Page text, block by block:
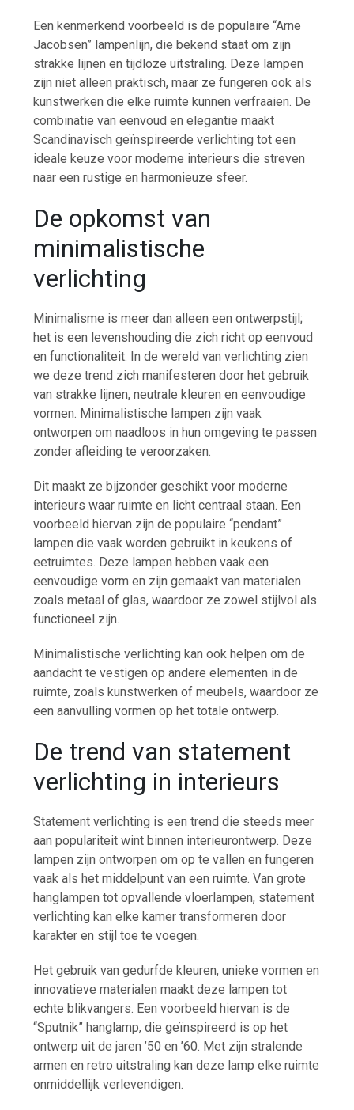
Een kenmerkend voorbeeld is de populaire “Arne
Jacobsen” lampenlijn, die bekend staat om zijn
strakke lijnen en tijdloze uitstraling. Deze lampen
zijn niet alleen praktisch, maar ze fungeren ook als
kunstwerken die elke ruimte kunnen verfraaien. De
combinatie van eenvoud en elegantie maakt
Scandinavisch geïnspireerde verlichting tot een
ideale keuze voor moderne interieurs die streven
naar een rustige en harmonieuze sfeer.
De opkomst van
minimalistische
verlichting
Minimalisme is meer dan alleen een ontwerpstijl;
het is een levenshouding die zich richt op eenvoud
en functionaliteit. In de wereld van verlichting zien
we deze trend zich manifesteren door het gebruik
van strakke lijnen, neutrale kleuren en eenvoudige
vormen. Minimalistische lampen zijn vaak
ontworpen om naadloos in hun omgeving te passen
zonder afleiding te veroorzaken.
Dit maakt ze bijzonder geschikt voor moderne
interieurs waar ruimte en licht centraal staan. Een
voorbeeld hiervan zijn de populaire “pendant”
lampen die vaak worden gebruikt in keukens of
eetruimtes. Deze lampen hebben vaak een
eenvoudige vorm en zijn gemaakt van materialen
zoals metaal of glas, waardoor ze zowel stijlvol als
functioneel zijn.
Minimalistische verlichting kan ook helpen om de
aandacht te vestigen op andere elementen in de
ruimte, zoals kunstwerken of meubels, waardoor ze
een aanvulling vormen op het totale ontwerp.
De trend van statement
verlichting in interieurs
Statement verlichting is een trend die steeds meer
aan populariteit wint binnen interieurontwerp. Deze
lampen zijn ontworpen om op te vallen en fungeren
vaak als het middelpunt van een ruimte. Van grote
hanglampen tot opvallende vloerlampen, statement
verlichting kan elke kamer transformeren door
karakter en stijl toe te voegen.
Het gebruik van gedurfde kleuren, unieke vormen en
innovatieve materialen maakt deze lampen tot
echte blikvangers. Een voorbeeld hiervan is de
“Sputnik” hanglamp, die geïnspireerd is op het
ontwerp uit de jaren ’50 en ’60. Met zijn stralende
armen en retro uitstraling kan deze lamp elke ruimte
onmiddellijk verlevendigen.